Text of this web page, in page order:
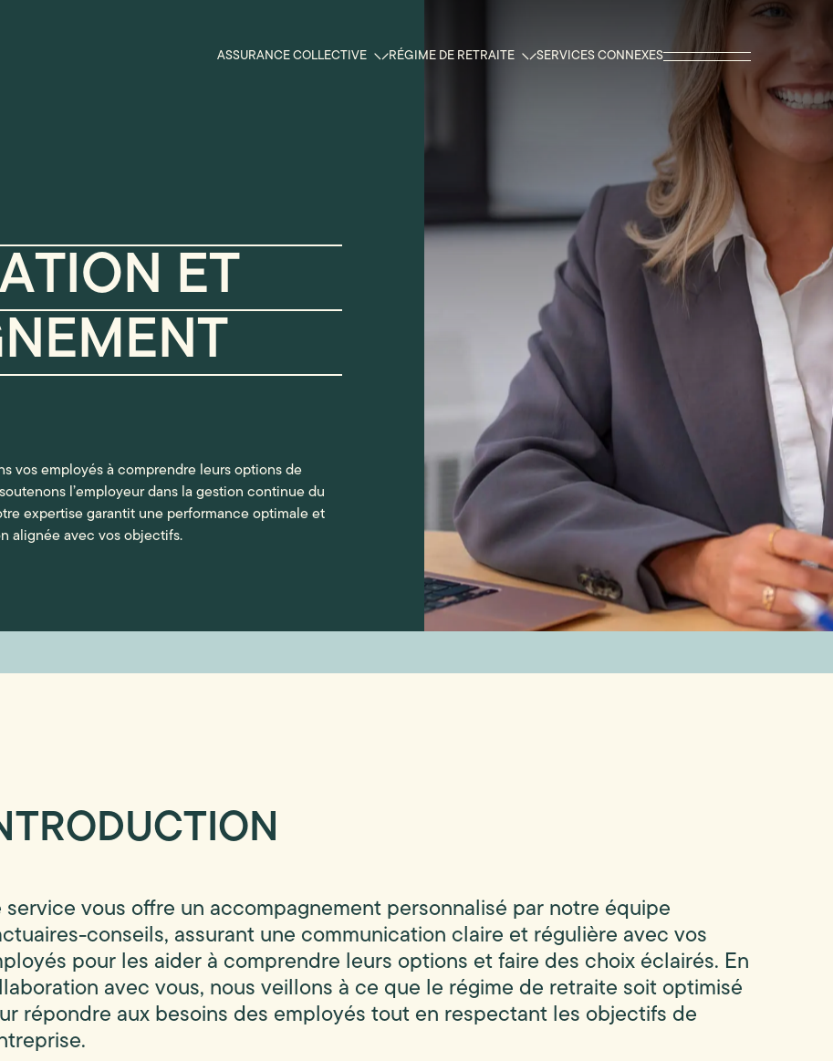
ASSURANCE COLLECTIVE RÉGIME DE RETRAITE SERVICES CONNEXES
ET
vos employés à comprendre leurs options de
l’employeur dans la gestion continue du
expertise garantit une performance optimale et
alignée avec vos objectifs.
service vous offre un accompagnement personnalisé par notre équipe
conseils, assurant une communication claire et régulière avec vos
pour les aider à comprendre leurs options et faire des choix éclairés. En
avec vous, nous veillons à ce que le régime de retraite soit optimisé
répondre aux besoins des employés tout en respectant les objectifs de